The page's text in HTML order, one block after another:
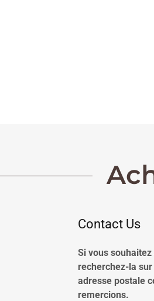
Contact Us
Si vous
recherchez-la
adresse postale
remercions.